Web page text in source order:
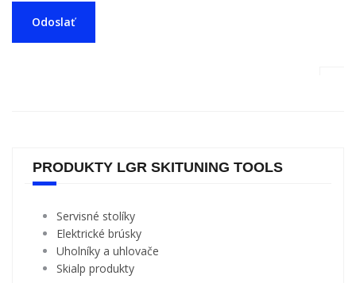
PRODUKTY LGR SKITUNING TOOLS
Servisné stolíky
Elektrické brúsky
Uholníky a uhlovače
Skialp produkty